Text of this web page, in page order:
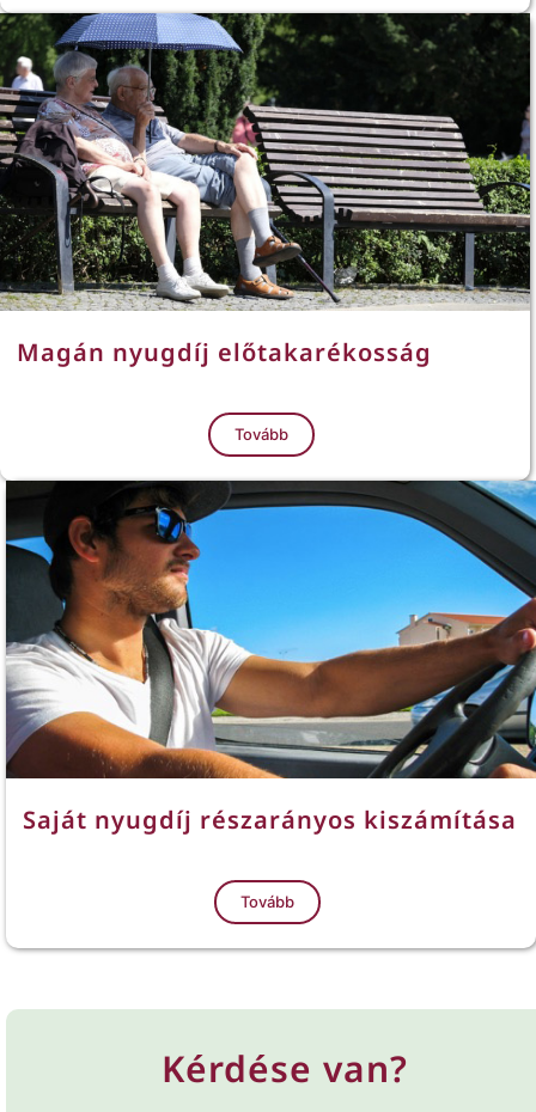
Magán nyugdíj előtakarékosság
Tovább
Saját nyugdíj részarányos kiszámítása
Tovább
Kérdése van?